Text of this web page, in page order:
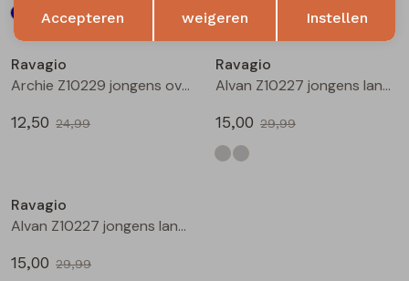
Ravagio
Archie Z10229 jongens overhemd km Groen donker
12,50 24,99
Ravagio
Alvan Z10227 jongens lange broek Antra
15,00 29,99
Ravagio
Alvan Z10227 jongens lange broek Grijs midden
15,00 29,99
Accepteren weigeren Instellen